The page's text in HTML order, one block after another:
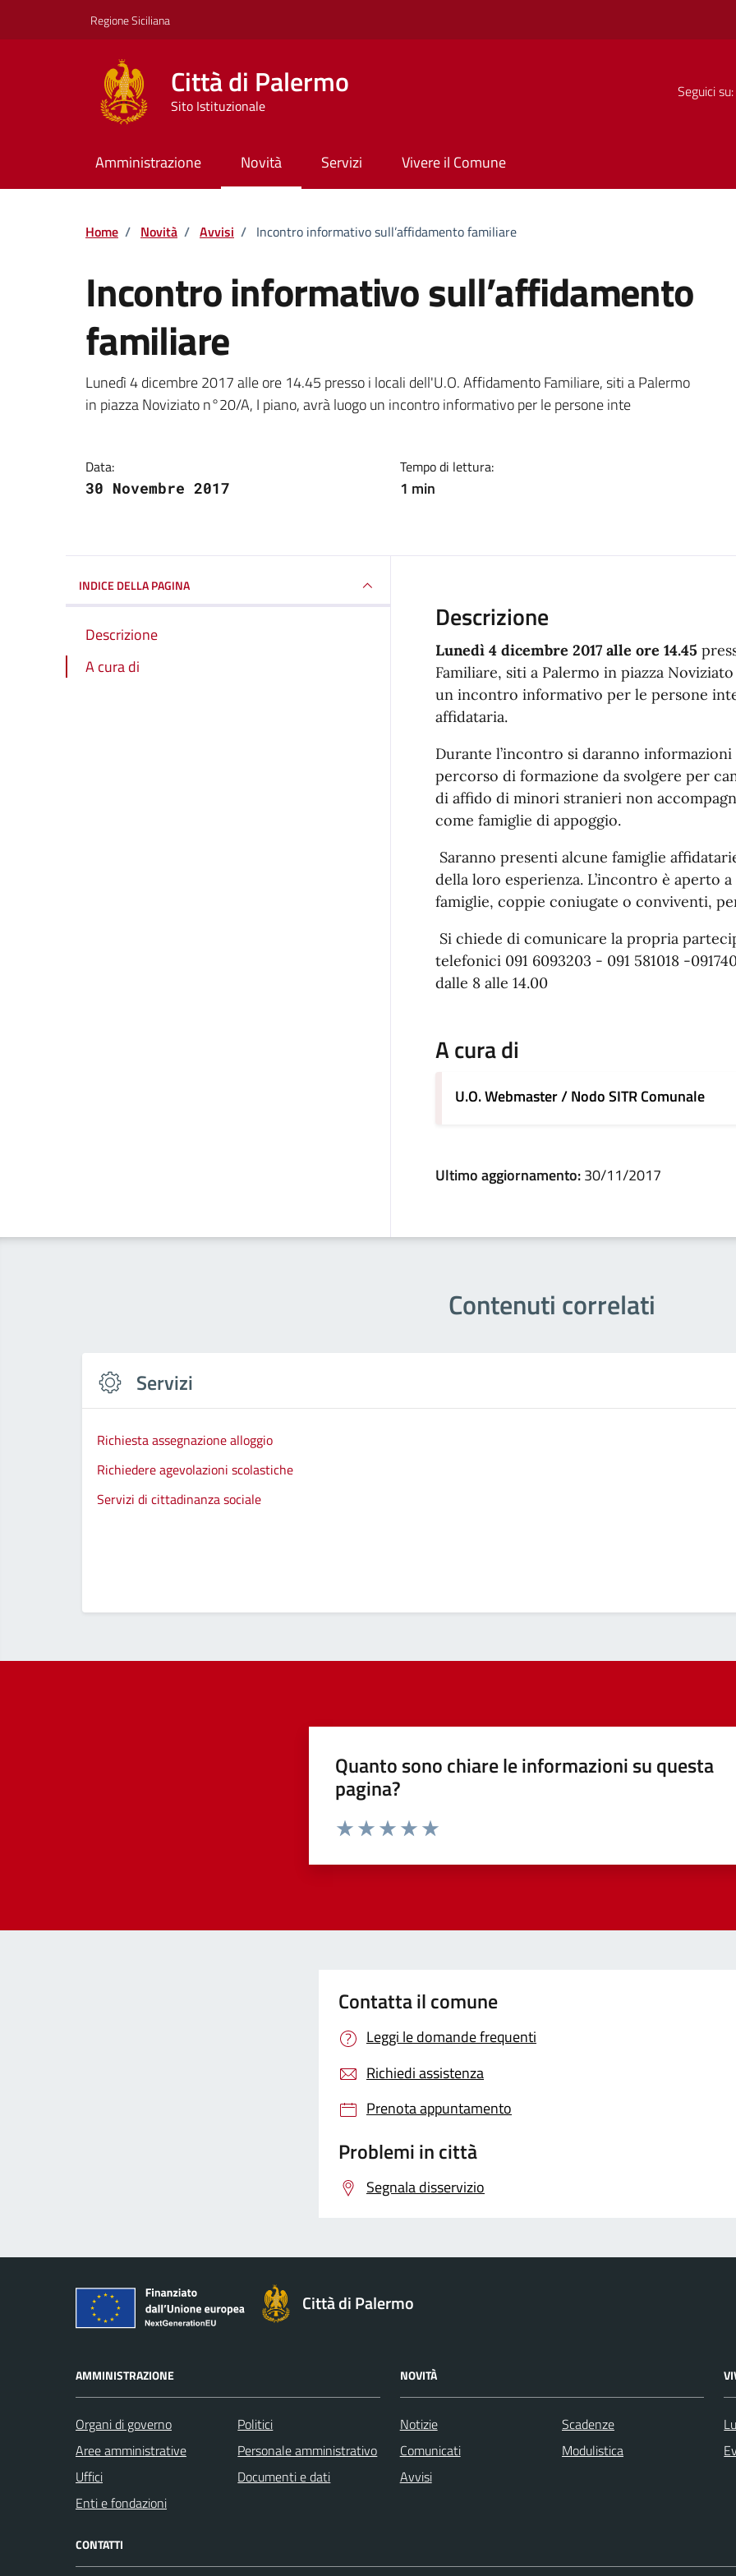
Regione Siciliana
Città di Palermo
Sito Istituzionale
Seguici su:
Amministrazione Novità Servizi Vivere il Comune
Home / Novità / Avvisi / Incontro informativo sull’affidamento familiare
Incontro informativo sull’affidamento
familiare
Dettagli della notizia
Lunedì 4 dicembre 2017 alle ore 14.45 presso i locali dell'U.O. Affidamento Familiare, siti a Palermo
in piazza Noviziato n°20/A, I piano, avrà luogo un incontro informativo per le persone inte
Data:
30 Novembre 2017
Tempo di lettura:
1 min
INDICE DELLA PAGINA
Descrizione
A cura di
Descrizione
Lunedì 4 dicembre 2017 alle ore 14.45
Familiare, siti a Palermo in piazza
un incontro informativo per le persone
affidataria.
Durante l’incontro si daranno informazioni
percorso di formazione da svolgere per
di affido di minori stranieri non
come famiglie di appoggio.
Saranno presenti alcune famiglie
della loro esperienza. L’incontro è aperto
famiglie, coppie coniugate o conviventi,
Si chiede di comunicare la propria
telefonici 091 6093203 - 091 581018 -
dalle 8 alle 14.00
A cura di
U.O. Webmaster / Nodo SITR Comunale
Ultimo aggiornamento:30/11/2017
Contenuti correlati
Servizi
Richiesta assegnazione alloggio
Richiedere agevolazioni scolastiche
Servizi di cittadinanza sociale
Quanto sono chiare le informazioni su questa
pagina?
Contatta il comune
Leggi le domande frequenti
Richiedi assistenza
Prenota appuntamento
Problemi in città
Segnala disservizio
Città di Palermo
AMMINISTRAZIONE
Organi di governo
Aree amministrative
Uffici
Enti e fondazioni
Politici
Personale amministrativo
Documenti e dati
NOVITÀ
Notizie
Comunicati
Avvisi
Scadenze
Modulistica
CONTATTI